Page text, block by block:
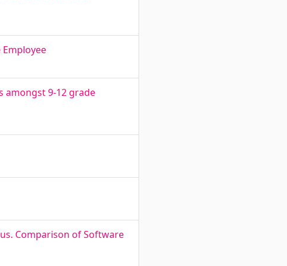
amongst 9-12 grade
Comparison of Software